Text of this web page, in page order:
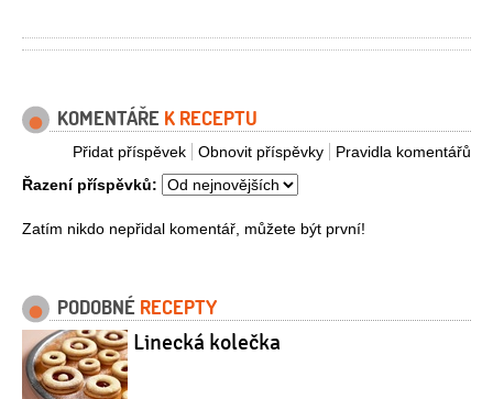
KOMENTÁŘE K RECEPTU
Pravidla komentářů
Obnovit příspěvky
Přidat příspěvek
Řazení příspěvků:
Zatím nikdo nepřidal komentář, můžete být první!
PODOBNÉ RECEPTY
Linecká kolečka